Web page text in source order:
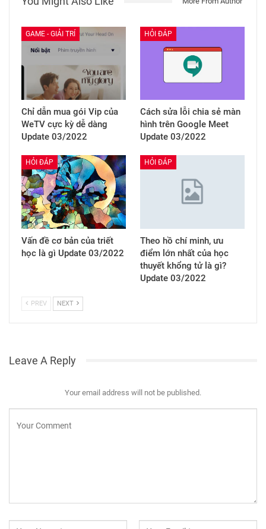
GAME - GIẢI TRÍ
Chỉ dẫn mua gói Vip của
WeTV cực kỳ dễ dàng
Update 03/2022
HỎI ĐÁP
Cách sửa lỗi chia sẻ màn
hình trên Google Meet
Update 03/2022
HỎI ĐÁP
Vấn đề cơ bản của triết
học là gì Update 03/2022
HỎI ĐÁP
Theo hồ chí minh, ưu
điểm lớn nhất của học
thuyết khổng tử là gì?
Update 03/2022
PREV NEXT
Leave A Reply
Your email address will not be published.